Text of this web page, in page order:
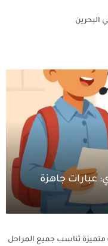
عبارات جاهزة
تناسب جميع المراحل